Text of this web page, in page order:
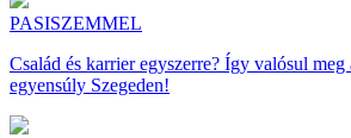
PASISZEMMEL
Család és karrier egyszerre? Így valósul meg
egyensúly Szegeden!